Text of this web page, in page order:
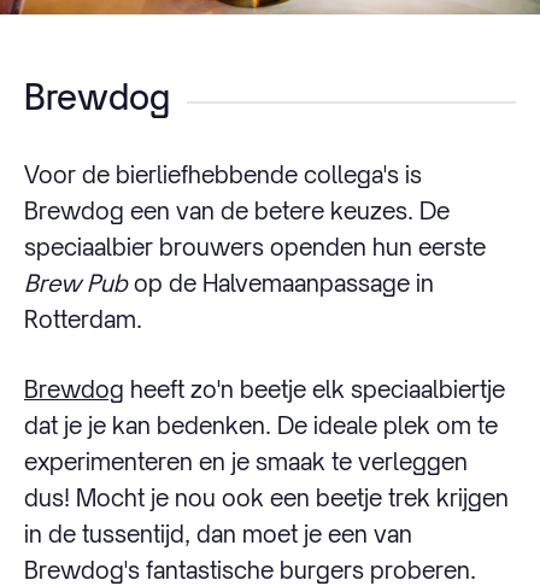
Brewdog
Voor de bierliefhebbende collega's is
Brewdog een van de betere keuzes. De
speciaalbier brouwers openden hun eerste
Brew Pubop de Halvemaanpassage in
Rotterdam.
Brewdog heeft zo'n beetje elk speciaalbiertje
dat je je kan bedenken. De ideale plek om te
experimenteren en je smaak te verleggen
dus! Mocht je nou ook een beetje trek krijgen
in de tussentijd, dan moet je een van
Brewdog's fantastische burgers proberen.